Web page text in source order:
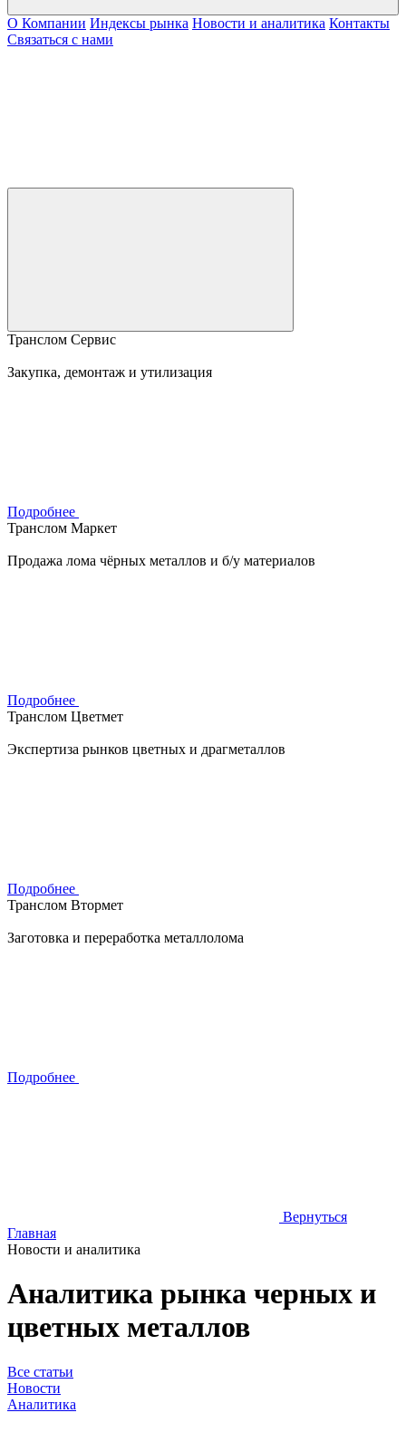
О Компании Индексы рынка Новости и аналитика Контакты
Связаться с нами
Транслом Сервис
Закупка, демонтаж и утилизация
Подробнее
Транслом Маркет
Продажа лома чёрных металлов и б/у материалов
Подробнее
Транслом Цветмет
Экспертиза рынков цветных и драгметаллов
Подробнее
Транслом Втормет
Заготовка и переработка металлолома
Подробнее
Вернуться
Главная
Новости и аналитика
Аналитика рынка черных и
цветных металлов
Все статьи
Новости
Аналитика